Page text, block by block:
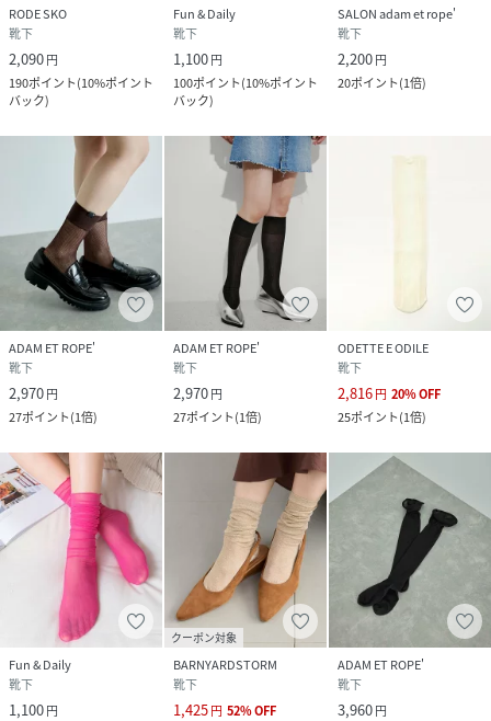
RODE SKO
靴下
2,090円
190ポイント(10%ポイント
バック)
Fun & Daily
靴下
1,100円
100ポイント(10%ポイント
バック)
SALON adam et rope'
靴下
2,200円
20ポイント(1倍)
ADAM ET ROPE'
靴下
2,970円
27ポイント(1倍)
ADAM ET ROPE'
靴下
2,970円
27ポイント(1倍)
ODETTE E ODILE
靴下
2,816円 20%OFF
25ポイント(1倍)
Fun & Daily
靴下
1,100円
クーポン対象
BARNYARDSTORM
靴下
1,425円 52%OFF
ADAM ET ROPE'
靴下
3,960円